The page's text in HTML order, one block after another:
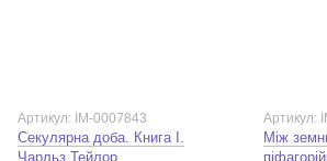
Артикул: IM-0007843
Секулярна доба. Книга I.
Чарльз Тейлор
Артикул:
Між